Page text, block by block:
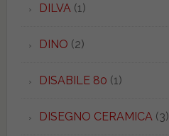
DILVA(1)
DINO (2)
DISABILE 80 (1)
DISEGNO CERAMICA(3)